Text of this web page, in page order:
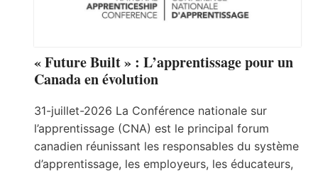
« Future Built » : L’apprentissage pour un
Canada en évolution
31-juillet-2026 La Conférence nationale sur
l’apprentissage (CNA) est le principal forum
canadien réunissant les responsables du système
d’apprentissage, les employeurs, les éducateurs,